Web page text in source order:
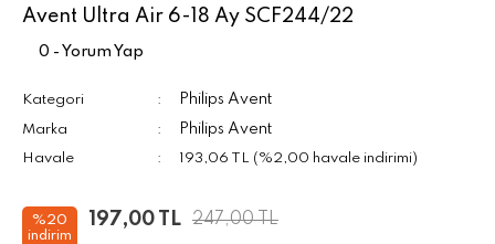
Avent Ultra Air 6-18 Ay SCF244/22
0 - Yorum Yap
Kategori Philips Avent
Marka Philips Avent
Havale 193,06 TL (%2,00 havale indirimi)
%20
indirim
197,00 TL 247,00 TL